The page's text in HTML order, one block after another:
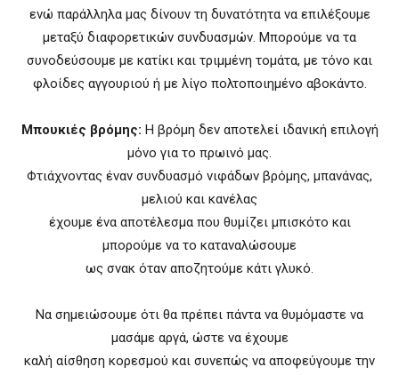
ενώ παράλληλα μας δίνουν τη δυνατότητα να επιλέξουμε
μεταξύ διαφορετικών συνδυασμών. Μπορούμε να τα
συνοδεύσουμε με κατίκι και τριμμένη τομάτα, με τόνο και
φλοίδες αγγουριού ή με λίγο πολτοποιημένο αβοκάντο.
Μπουκιές βρόμης: Η βρόμη δεν αποτελεί ιδανική επιλογή
μόνο για το πρωινό μας.
Φτιάχνοντας έναν συνδυασμό νιφάδων βρόμης, μπανάνας,
μελιού και κανέλας
έχουμε ένα αποτέλεσμα που θυμίζει μπισκότο και
μπορούμε να το καταναλώσουμε
ως σνακ όταν αποζητούμε κάτι γλυκό.
Να σημειώσουμε ότι θα πρέπει πάντα να θυμόμαστε να
μασάμε αργά, ώστε να έχουμε
καλή αίσθηση κορεσμού και συνεπώς να αποφεύγουμε την